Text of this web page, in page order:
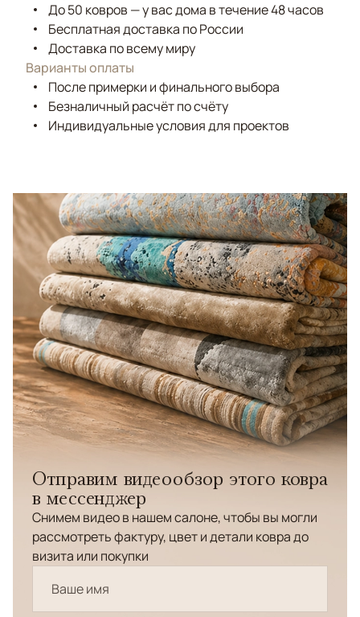
До 50 ковров — у вас дома в течение 48 часов
Бесплатная доставка по России
Доставка по всему миру
Варианты оплаты
После примерки и финального выбора
Безналичный расчёт по счёту
Индивидуальные условия для проектов
Отправим видеообзор этого ковра
в мессенджер
Снимем видео в нашем салоне, чтобы вы могли
рассмотреть фактуру, цвет и детали ковра до
визита или покупки